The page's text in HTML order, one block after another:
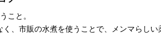
こと。
、市販の水煮を使うことで、メンマらしい